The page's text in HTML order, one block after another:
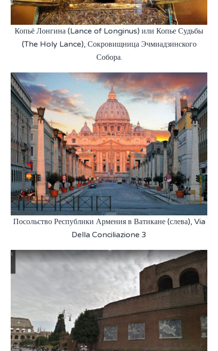
Копьё Лонгина (Lance of Longinus) или Копье Судьбы
(The Holy Lance), Сокровищница Эчмиадзинского
Собора.
Посольство Республики Армения в Ватикане (слева), Via
Della Conciliazione 3